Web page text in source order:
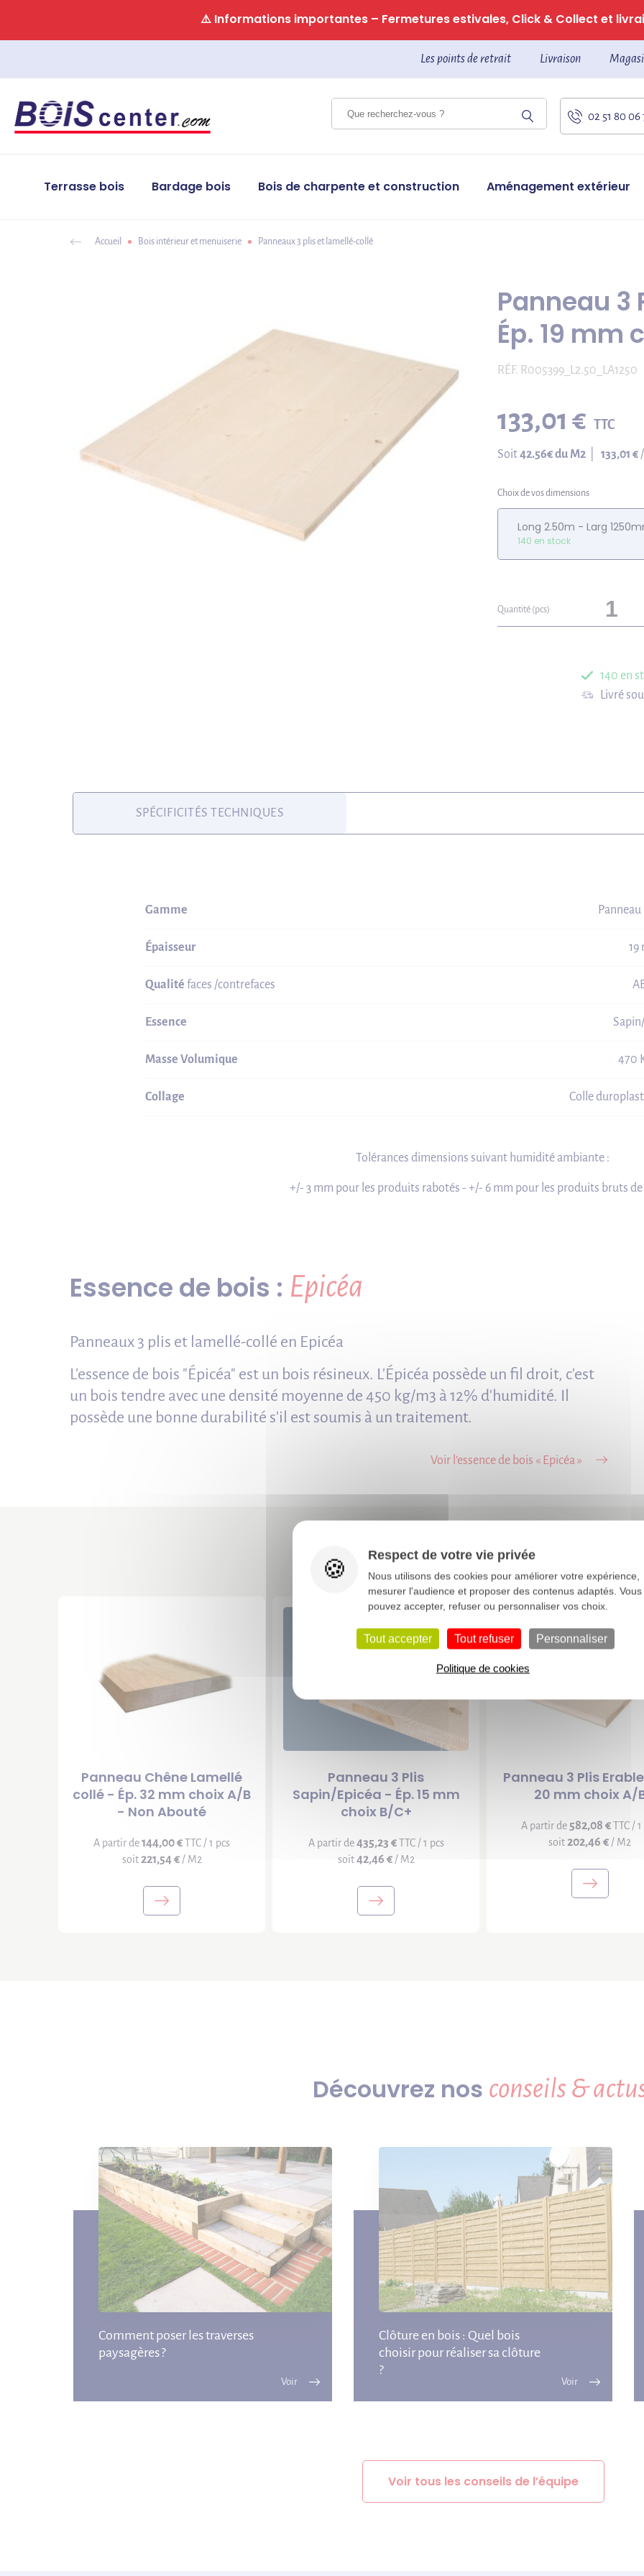
⚠️ Informations importantes – Fermetures estivales, Click & Collect et
Les points de retrait Livraison
02 51 80 06
Terrasse bois Bardage bois Bois de charpente et construction Aménagement extérieur
Accueil Bois intérieur et menuiserie Panneaux 3 plis et lamellé-collé
Panneau 3
Ép. 19 mm
RÉF. R005399_L2.50_LA1250
133,01 € TTC
Soit42.56€ du M2 133,01 €
Choix de vos dimensions
Long 2.50m - Larg
140 en stock
Quantité (pcs)
140 en
Livré
SPÉCIFICITÉS TECHNIQUES
Gamme
Épaisseur 19
Qualité faces /contrefaces
Essence
Masse Volumique 470
Collage Colle
Tolérances dimensions suivant humidité ambiante :
+/- 3 mm pour les produits rabotés - +/- 6 mm pour les produits bruts de
Essence de bois : Epicéa
Panneaux 3 plis et lamellé-collé en Epicéa
L'essence de bois "Épicéa" est un bois résineux. L'Épicéa possède un fil droit, c'est
un bois tendre avec une densité moyenne de 450 kg/m3 à 12% d'humidité. Il
possède une bonne durabilité s'il est soumis à un traitement.
Voir l’essence de bois « Epicéa »
Vous aimerez
Panneau Chêne Lamellé
collé - Ép. 32 mm choix A/B
- Non Abouté
A partir de144,00 €TTC / 1 pcs
soit221,54 €/ M2
Panneau 3 Plis
Sapin/Epicéa - Ép. 15 mm
choix B/C+
A partir de435,23 €TTC / 1 pcs
soit42,46 €/ M2
Panneau 3 Plis
20 mm choix A/
A partir de 582,08 €TTC /
soit 202,46 € / M2
Découvrez nos conseils &
Comment poser les traverses
paysagères ?
Clôture en bois : Quel bois
choisir pour réaliser sa clôture
?
Voir tous les conseils de l’équipe
Respect de votre vie privée
Nous utilisons des cookies pour améliorer votre expérience,
mesurer l'audience et proposer des contenus adaptés. Vous
pouvez accepter, refuser ou personnaliser vos choix.
Tout accepter Tout refuser Personnaliser
Politique de cookies